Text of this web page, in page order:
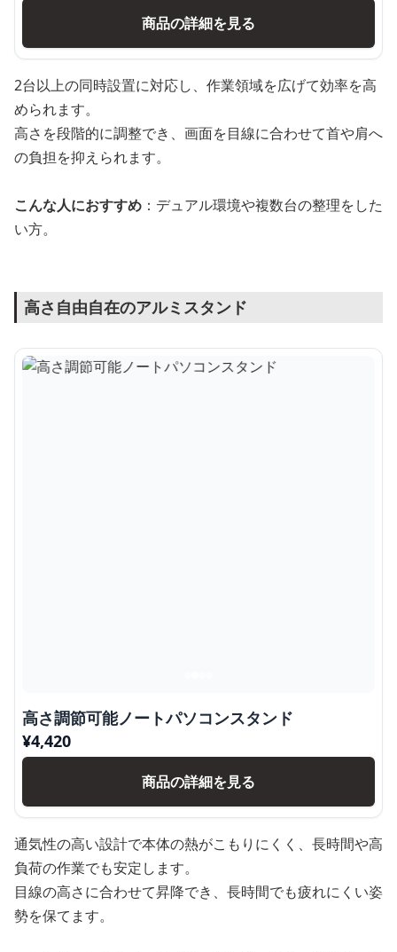
商品の詳細を見る
2台以上の同時設置に対応し、作業領域を広げて効率を高
められます。
高さを段階的に調整でき、画面を目線に合わせて首や肩へ
の負担を抑えられます。
こんな人におすすめ ：デュアル環境や複数台の整理をした
い方。
高さ自由自在のアルミスタンド
高さ調節可能ノートパソコンスタンド
¥4,420
商品の詳細を見る
通気性の高い設計で本体の熱がこもりにくく、長時間や高
負荷の作業でも安定します。
目線の高さに合わせて昇降でき、長時間でも疲れにくい姿
勢を保てます。